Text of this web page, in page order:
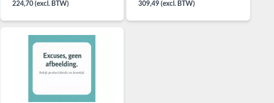
224,70 (excl. BTW) 309,49 (excl. BTW)